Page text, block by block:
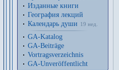
Изданные книги
География лекций
Календарь души
19 нед.
GA-Katalog
GA-Beiträge
Vortragsverzeichnis
GA-Unveröffentlicht